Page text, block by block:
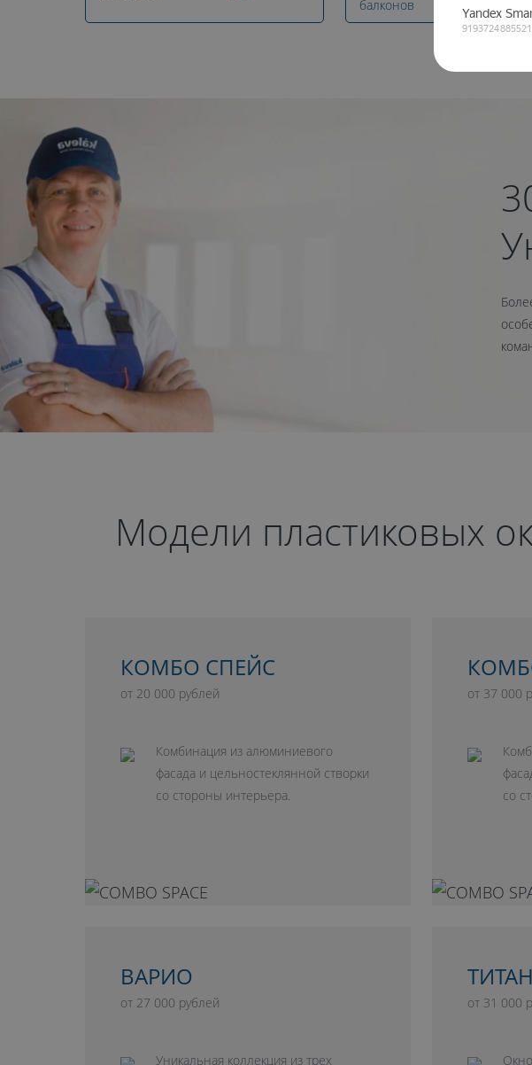
балконов
Модели пластиковых
КОМБО СПЕЙС
от 20 000 рублей
Комбинация из алюминиевого
фасада и цельностеклянной створки
со стороны интерьера.
от 37 000
со
ВАРИО
от 27 000 рублей
Уникальная коллекция из трех
ТИТАН
от 31 000